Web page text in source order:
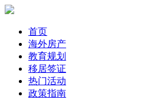
首页
海外房产
教育规划
移居签证
热门活动
政策指南